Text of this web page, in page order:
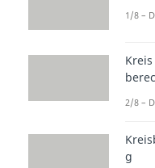
Um
1/8 –
Kreis
2/8 –
g